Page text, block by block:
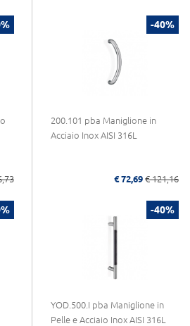
-40%
200.101 pba Maniglione in
Acciaio Inox AISI 316L
€ 72,69 € 121,16
-40%
YOD.500.I pba Maniglione in
Pelle e Acciaio Inox AISI 316L